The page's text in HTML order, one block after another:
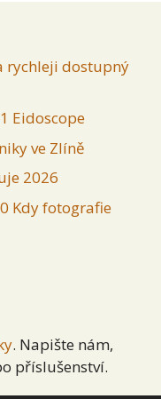
rychleji dostupný
Eidoscope
ve Zlíně
2026
Kdy fotografie
. Napište nám,
příslušenství.